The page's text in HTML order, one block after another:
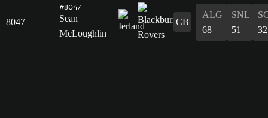
8047
#8047
Sean
McLoughlin
CB
ALG
68
SNL
51
32